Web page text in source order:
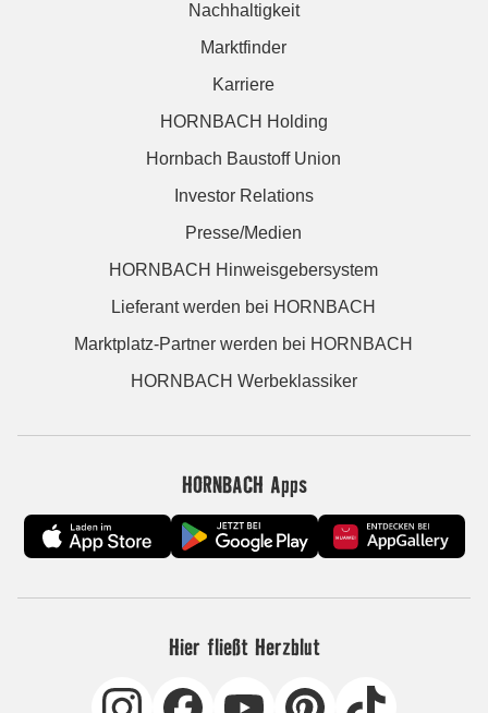
Nachhaltigkeit
Marktfinder
Karriere
HORNBACH Holding
Hornbach Baustoff Union
Investor Relations
Presse/Medien
HORNBACH Hinweisgebersystem
Lieferant werden bei HORNBACH
Marktplatz-Partner werden bei HORNBACH
HORNBACH Werbeklassiker
HORNBACH Apps
Hier fließt Herzblut